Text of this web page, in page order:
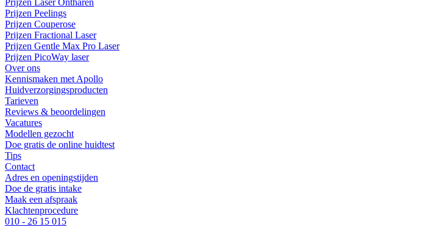
Prijzen Laser Ontharen
Prijzen Peelings
Prijzen Couperose
Prijzen Fractional Laser
Prijzen Gentle Max Pro Laser
Prijzen PicoWay laser
Over ons
Kennismaken met Apollo
Huidverzorgingsproducten
Tarieven
Reviews & beoordelingen
Vacatures
Modellen gezocht
Doe gratis de online huidtest
Tips
Contact
Adres en openingstijden
Doe de gratis intake
Maak een afspraak
Klachtenprocedure
010 - 26 15 015